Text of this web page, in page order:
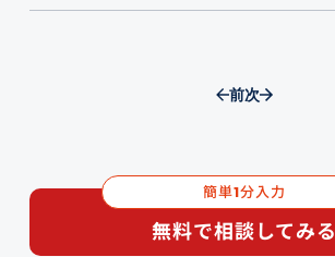
前次
簡単1分入力
無料で相談してみる